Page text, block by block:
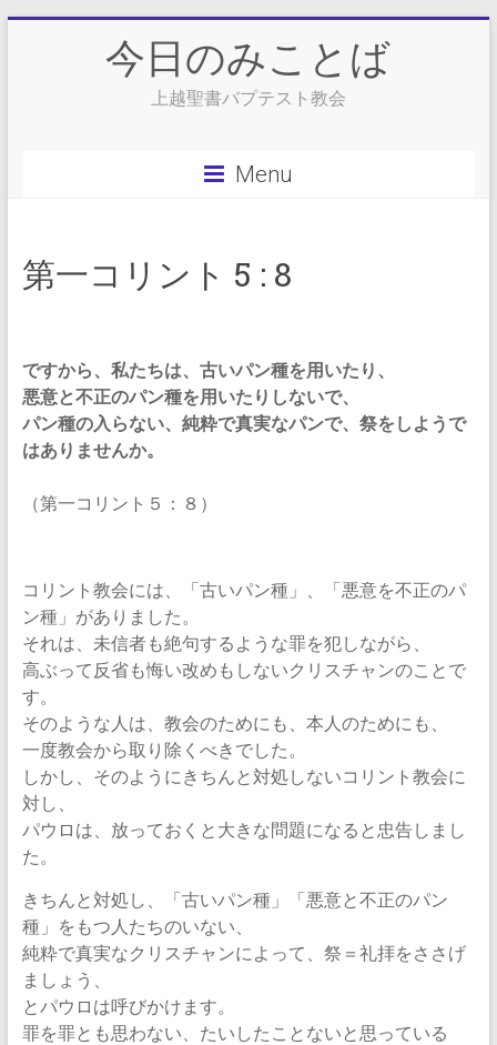
今日のみことば
上越聖書バプテスト教会
Menu
第一コリント 5 : 8
ですから、私たちは、古いパン種を用いたり、
悪意と不正のパン種を用いたりしないで、
パン種の入らない、純粋で真実なパンで、祭をしようで
はありませんか。
（第一コリント５：８）
コリント教会には、「古いパン種」、「悪意を不正のパ
ン種」がありました。
それは、未信者も絶句するような罪を犯しながら、
高ぶって反省も悔い改めもしないクリスチャンのことで
す。
そのような人は、教会のためにも、本人のためにも、
一度教会から取り除くべきでした。
しかし、そのようにきちんと対処しないコリント教会に
対し、
パウロは、放っておくと大きな問題になると忠告しまし
た。
きちんと対処し、「古いパン種」「悪意と不正のパン
種」をもつ人たちのいない、
純粋で真実なクリスチャンによって、祭＝礼拝をささげ
ましょう、
とパウロは呼びかけます。
罪を罪とも思わない、たいしたことないと思っている